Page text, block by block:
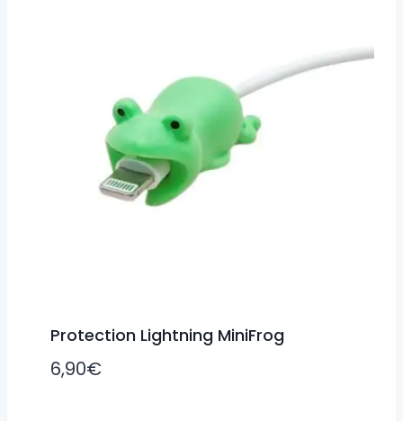
Protection Lightning MiniFrog
6,90€